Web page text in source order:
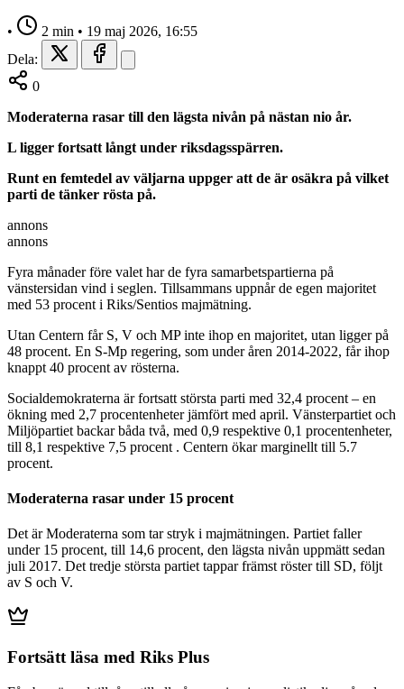
• 2 min • 19 maj 2026, 16:55
Dela:
0
Moderaterna rasar till den lägsta nivån på nästan nio år.
L ligger fortsatt långt under riksdagsspärren.
Runt en femtedel av väljarna uppger att de är osäkra på vilket
parti de tänker rösta på.
annons
annons
Fyra månader före valet har de fyra samarbetspartierna på
vänstersidan vind i seglen. Tillsammans uppnår de egen majoritet
med 53 procent i Riks/Sentios majmätning.
Utan Centern får S, V och MP inte ihop en majoritet, utan ligger på
48 procent. En S-Mp regering, som under åren 2014-2022, får ihop
knappt 40 procent av rösterna.
Socialdemokraterna är fortsatt största parti med 32,4 procent – en
ökning med 2,7 procentenheter jämfört med april. Vänsterpartiet och
Miljöpartiet backar båda två, med 0,9 respektive 0,1 procentenheter,
till 8,1 respektive 7,5 procent . Centern ökar marginellt till 5.7
procent.
Moderaterna rasar under 15 procent
Det är Moderaterna som tar stryk i majmätningen. Partiet faller
under 15 procent, till 14,6 procent, den lägsta nivån uppmätt sedan
juli 2017. Det tredje största partiet tappar främst röster till SD, följt
av S och V.
Fortsätt läsa med Riks Plus